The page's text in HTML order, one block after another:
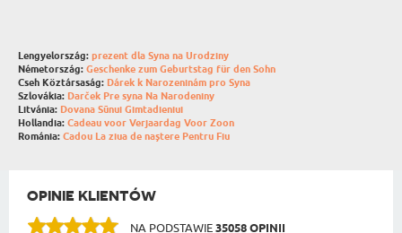
Lengyelország: prezent dla Syna na Urodziny
Németország: Geschenke zum Geburtstag für den Sohn
Cseh Köztársaság: Dárek k Narozeninám pro Syna
Szlovákia: Darček Pre syna Na Narodeniny
Litvánia: Dovana Sūnui Gimtadieniui
Hollandia: Cadeau voor Verjaardag Voor Zoon
Románia: Cadou La ziua de naștere Pentru Fiu
OPINIE KLIENTÓW
NA PODSTAWIE35058 OPINII